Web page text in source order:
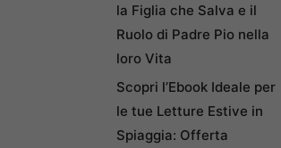
la Figlia che Salva e il
Ruolo di Padre Pio nella
loro Vita
Scopri l’Ebook Ideale per
le tue Letture Estive in
Spiaggia: Offerta